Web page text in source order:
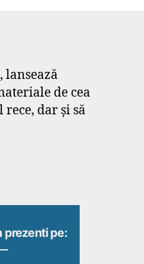
de cea
dar și să
prezenti pe: